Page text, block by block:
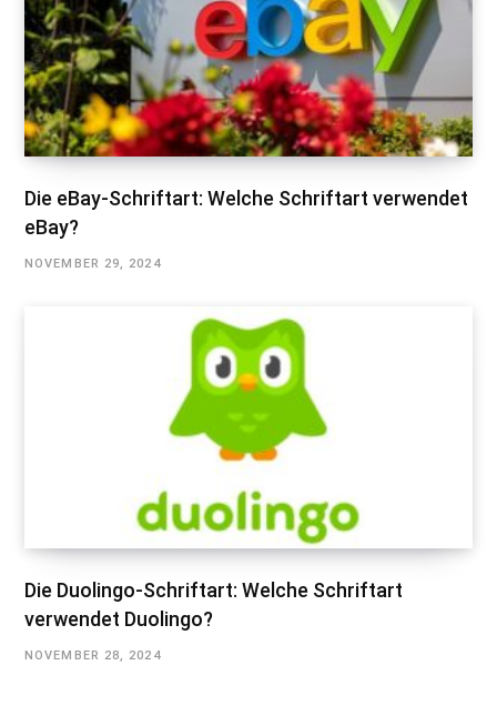
Die eBay-Schriftart: Welche Schriftart verwendet
eBay?
NOVEMBER 29, 2024
Die Duolingo-Schriftart: Welche Schriftart
verwendet Duolingo?
NOVEMBER 28, 2024